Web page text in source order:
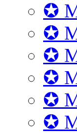
✪
✪
✪
✪
✪
✪